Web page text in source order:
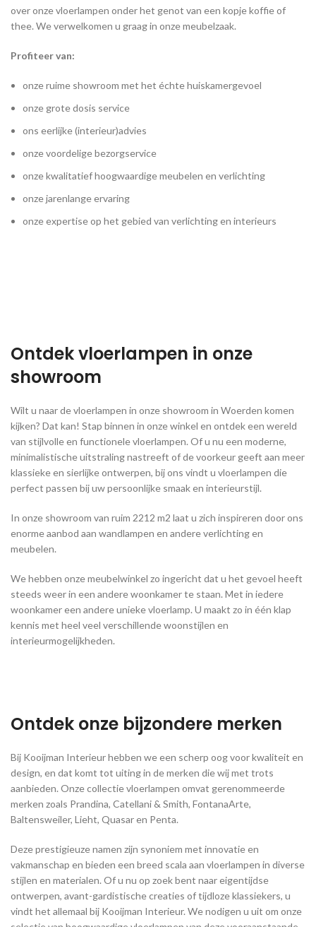
over onze vloerlampen onder het genot van een kopje koffie of
thee. We verwelkomen u graag in onze meubelzaak.
Profiteer van:
onze ruime showroom met het échte huiskamergevoel
onze grote dosis service
ons eerlijke (interieur)advies
onze voordelige bezorgservice
onze kwalitatief hoogwaardige meubelen en verlichting
onze jarenlange ervaring
onze expertise op het gebied van verlichting en interieurs
Ontdek vloerlampen in onze
showroom
Wilt u naar de vloerlampen in onze showroom in Woerden komen
kijken? Dat kan! Stap binnen in onze winkel en ontdek een wereld
van stijlvolle en functionele vloerlampen. Of u nu een moderne,
minimalistische uitstraling nastreeft of de voorkeur geeft aan meer
klassieke en sierlijke ontwerpen, bij ons vindt u vloerlampen die
perfect passen bij uw persoonlijke smaak en interieurstijl.
In onze showroom van ruim 2212 m2 laat u zich inspireren door ons
enorme aanbod aan wandlampen en andere verlichting en
meubelen.
We hebben onze meubelwinkel zo ingericht dat u het gevoel heeft
steeds weer in een andere woonkamer te staan. Met in iedere
woonkamer een andere unieke vloerlamp. U maakt zo in één klap
kennis met heel veel verschillende woonstijlen en
interieurmogelijkheden.
Ontdek onze bijzondere merken
Bij Kooijman Interieur hebben we een scherp oog voor kwaliteit en
design, en dat komt tot uiting in de merken die wij met trots
aanbieden. Onze collectie vloerlampen omvat gerenommeerde
merken zoals Prandina, Catellani & Smith, FontanaArte,
Baltensweiler, Lieht, Quasar en Penta.
Deze prestigieuze namen zijn synoniem met innovatie en
vakmanschap en bieden een breed scala aan vloerlampen in diverse
stijlen en materialen. Of u nu op zoek bent naar eigentijdse
ontwerpen, avant-gardistische creaties of tijdloze klassiekers, u
vindt het allemaal bij Kooijman Interieur. We nodigen u uit om onze